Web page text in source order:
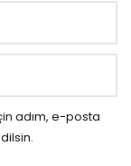
adım, e-posta